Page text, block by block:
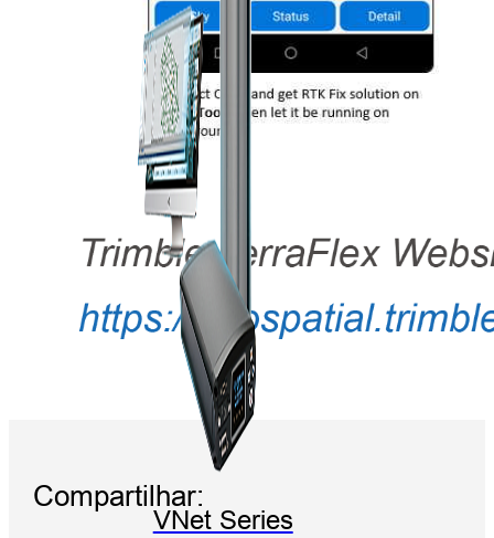
VNet Series
Compartilhar: